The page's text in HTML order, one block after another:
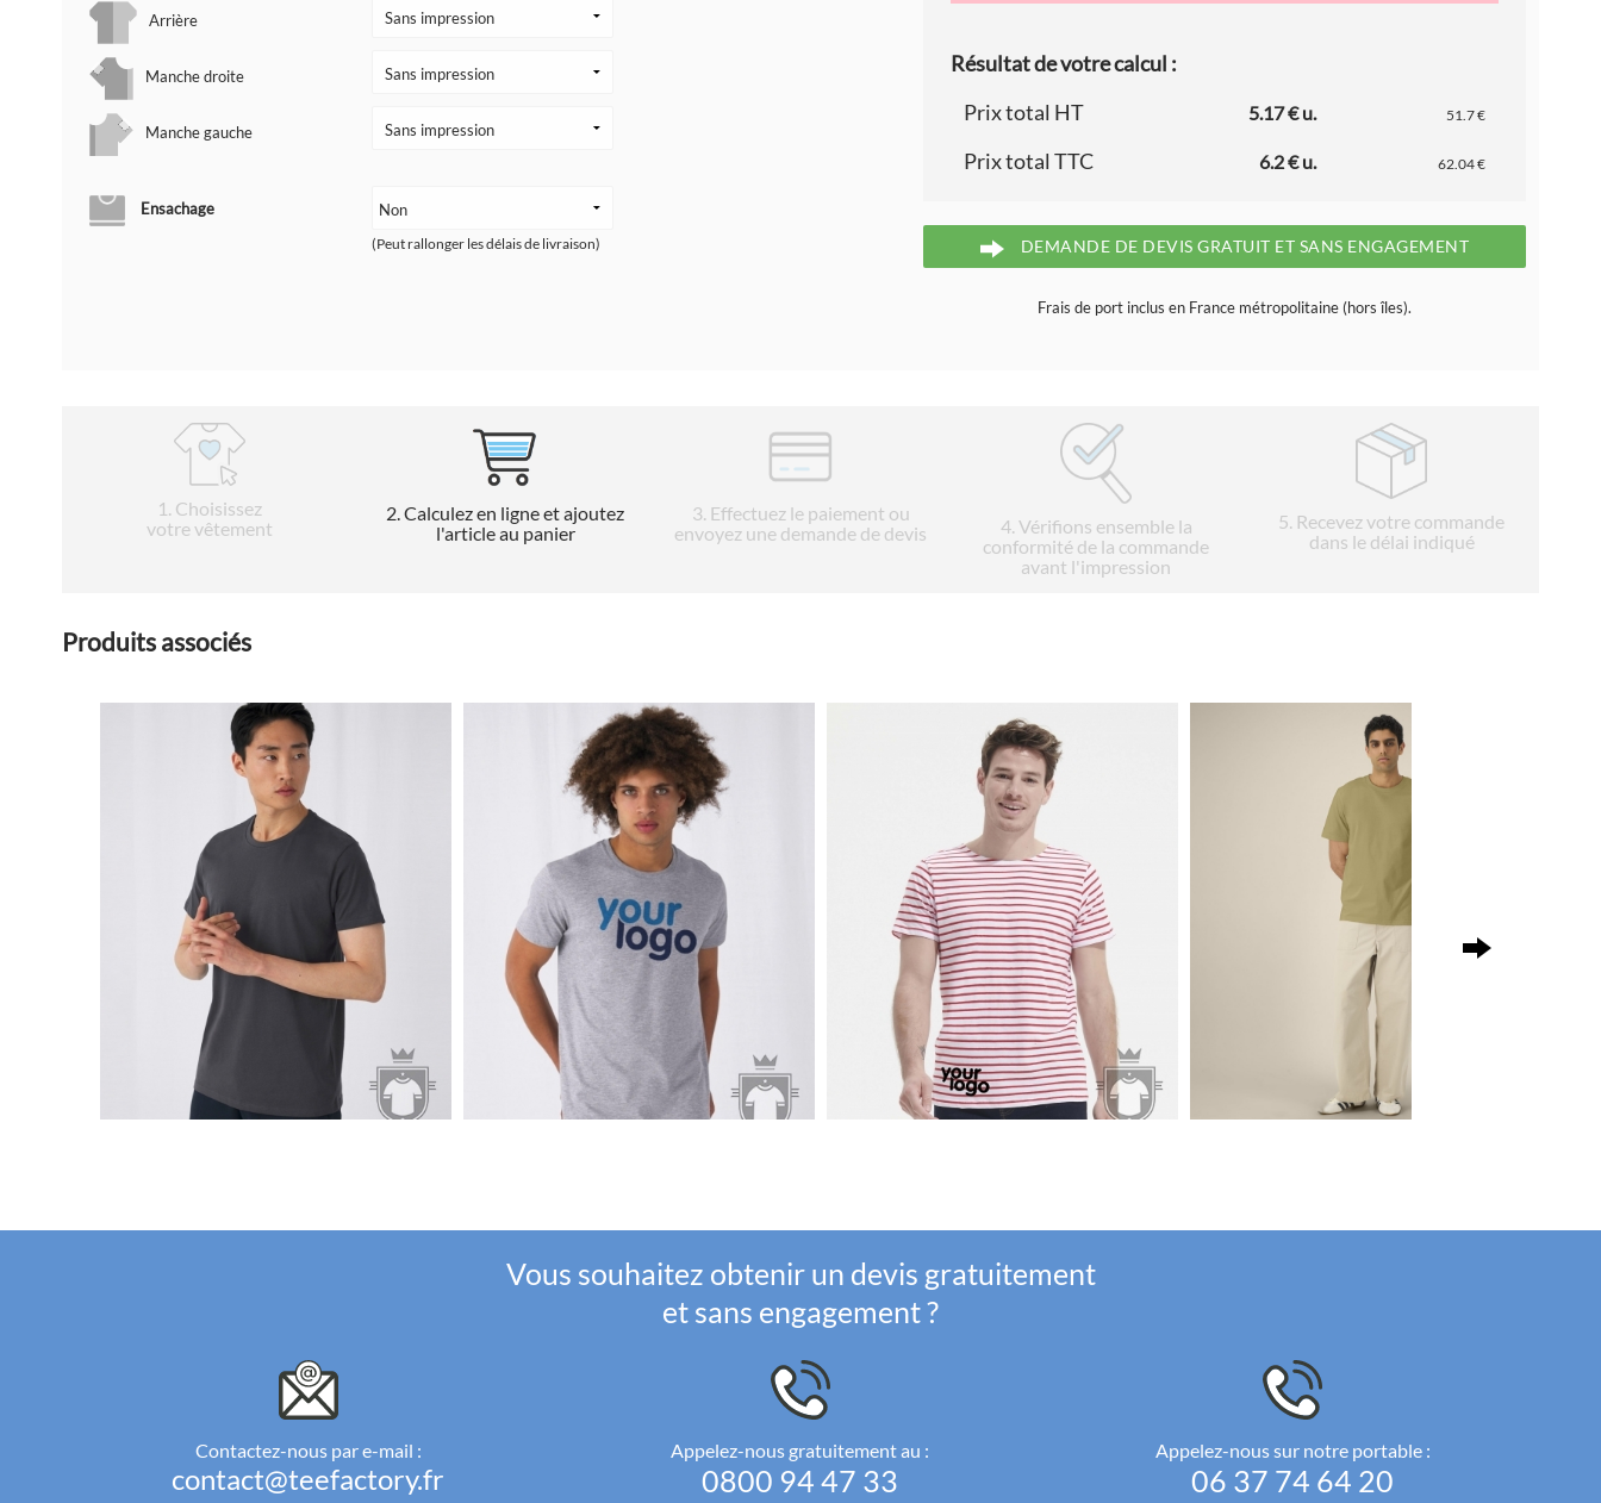
Arrière
Manche droite
Manche gauche
Ensachage
(Peut rallonger les délais de livraison)
Résultat de votre calcul :
Prix total HT
5.17 € u. 51.7 €
Prix total TTC 6.2 € u. 62.04 €
DEMANDE DE DEVIS GRATUIT ET SANS ENGAGEMENT
Frais de port inclus en France métropolitaine (hors îles).
1 . Choisissez
votre vêtement
2 . Calculez en ligne et ajoutez
l'article au panier
3 . Effectuez le paiement ou
envoyez une demande de devis
4. Vérifions ensemble la
conformité de la commande
avant l'impression
5. Recevez votre commande
dans le délai indiqué
Produits associés
Vous souhaitez obtenir un devis gratuitement
et sans engagement ?
Contactez-nous par e-mail :
contact@teefactory.fr
Appelez-nous gratuitement au :
0800 94 47 33
Appelez-nous sur notre portable :
06 37 74 64 20